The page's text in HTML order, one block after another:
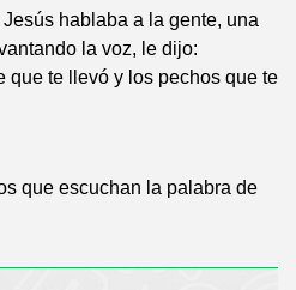
hablaba a la gente, una
la voz, le dijo:
que te llevó y los pechos que te
que escuchan la palabra de